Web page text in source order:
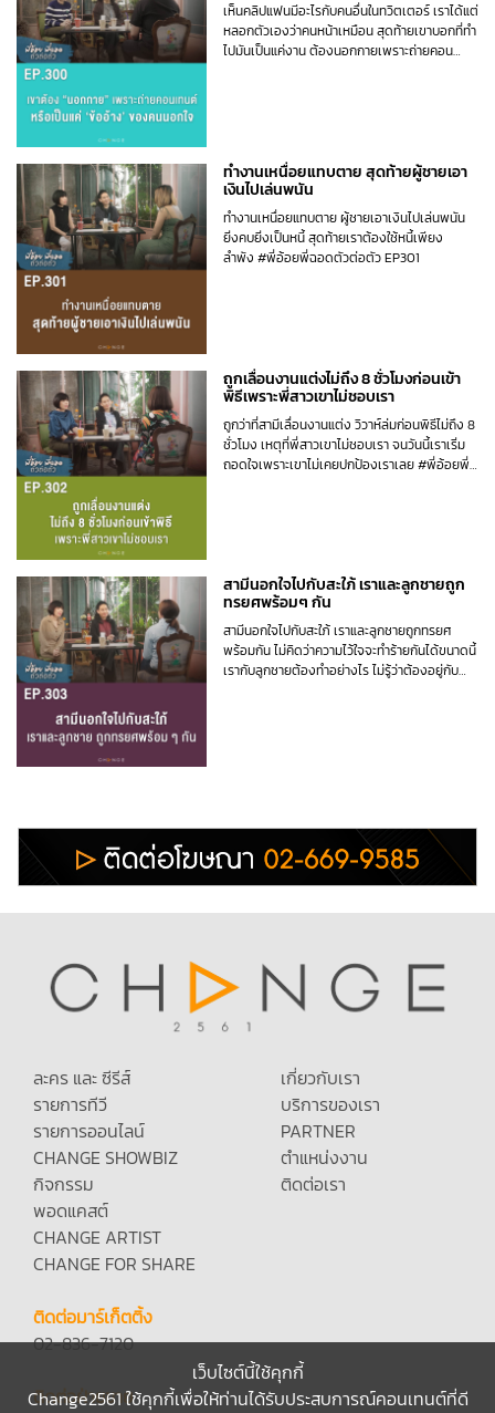
เห็นคลิปแฟนมีอะไรกับคนอื่นในทวิตเตอร์ เราได้แต่
หลอกตัวเองว่าคนหน้าเหมือน สุดท้ายเขาบอกที่ทำ
ไปมันเป็นแค่งาน ต้องนอกกายเพราะถ่ายคอน
ทำงานเหนื่อยแทบตาย สุดท้ายผู้ชายเอา
เงินไปเล่นพนัน
ทำงานเหนื่อยแทบตาย ผู้ชายเอาเงินไปเล่นพนัน
ยิ่งคบยิ่งเป็นหนี้ สุดท้ายเราต้องใช้หนี้เพียง
ลำพัง #พี่อ้อยพี่ฉอดตัวต่อตัว EP301
ถูกเลื่อนงานแต่งไม่ถึง 8 ชั่วโมงก่อนเข้า
พิธีเพราะพี่สาวเขาไม่ชอบเรา
ถูกว่าที่สามีเลื่อนงานแต่ง วิวาห์ล่มก่อนพิธีไม่ถึง 8
ชั่วโมง เหตุที่พี่สาวเขาไม่ชอบเรา จนวันนี้เราเริ่ม
ถอดใจเพราะเขาไม่เคยปกป้องเราเลย #พี่อ้อยพี่
สามีนอกใจไปกับสะใภ้ เราและลูกชายถูก
ทรยศพร้อมๆ กัน
สามีนอกใจไปกับสะใภ้ เราและลูกชายถูกทรยศ
พร้อมกัน ไม่คิดว่าความไว้ใจจะทำร้ายกันได้ขนาดนี้
เรากับลูกชายต้องทำอย่างไร ไม่รู้ว่าต้องอยู่กับ
ละคร และ ซีรีส์
รายการทีวี
รายการออนไลน์
CHANGE SHOWBIZ
กิจกรรม
พอดแคสต์
CHANGE ARTIST
CHANGE FOR SHARE
เกี่ยวกับเรา
บริการของเรา
PARTNER
ตำแหน่งงาน
ติดต่อเรา
ติดต่อมาร์เก็ตติ้ง
02-836-7120
ติดต่อฝ่ายขาย
เว็บไซต์นี้ใช้คุกกี้
Change2561 ใช้คุกกี้เพื่อให้ท่านได้รับประสบการณ์คอนเทนต์ที่ดี